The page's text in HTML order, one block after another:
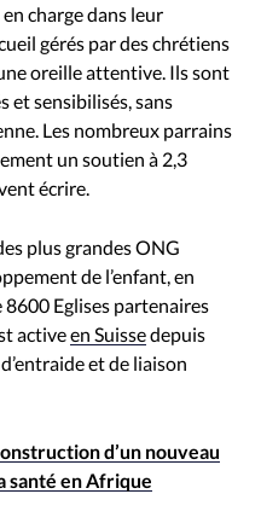
charge dans leur
gérés par des chrétiens
oreille attentive. Ils sont
et sensibilisés, sans
Les nombreux parrains
un soutien à 2,3
écrire.
plus grandes ONG
de l’enfant, en
Eglises partenaires
activeen Suissedepuis
et de liaison
d’un nouveau
santé en Afrique